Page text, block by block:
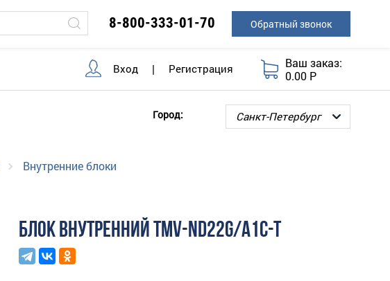
8-800-333-01-70 Обратный звонок
Вход | Регистрация
Ваш заказ:
0.00 Р
Город:
Внутренние блоки
БЛОК ВНУТРЕННИЙ TMV-ND22G/A1C-T